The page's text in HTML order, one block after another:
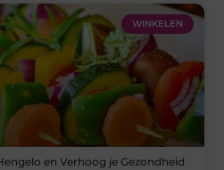
WINKELEN
en Verhoog je Gezondheid